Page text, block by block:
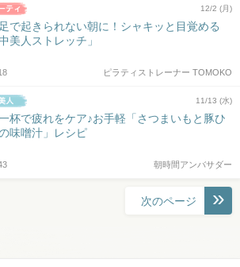
12/2 (月)
で起きられない朝に！シャキッと目覚める
中美人ストレッチ」
ピラティストレーナー TOMOKO
11/13 (水)
杯で疲れをケア♪お手軽「さつまいもと豚ひ
味噌汁」レシピ
朝時間アンバサダー
次のページ